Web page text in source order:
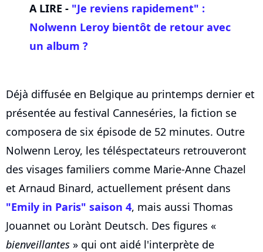
A LIRE - "Je reviens rapidement" :
Nolwenn Leroy bientôt de retour avec
un album ?
Déjà diffusée en Belgique au printemps dernier et
présentée au festival Canneséries, la fiction se
composera de six épisode de 52 minutes. Outre
Nolwenn Leroy, les téléspectateurs retrouveront
des visages familiers comme Marie-Anne Chazel
et Arnaud Binard, actuellement présent dans
"Emily in Paris" saison 4, mais aussi Thomas
Jouannet ou Lorànt Deutsch. Des figures «
bienveillantes » qui ont aidé l'interprète de